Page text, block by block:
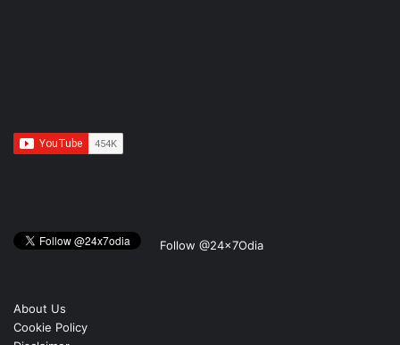
Follow @24x7Odia
About Us
Cookie Policy